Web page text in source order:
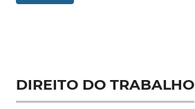
DIREITO DO TRABALHO